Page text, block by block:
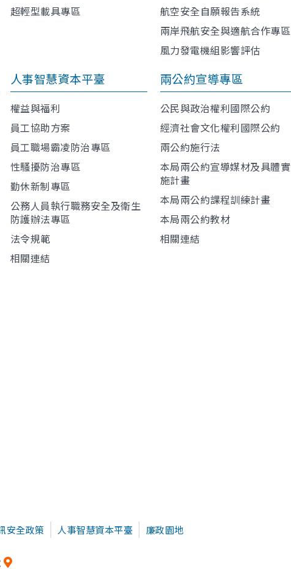
超輕型載具專區
航空安全自願報告系統
兩岸飛航安全與適航合作專區
風力發電機組影響評估
人事智慧資本平臺
權益與福利
員工協助方案
員工職場霸凌防治專區
性騷擾防治專區
勤休新制專區
公務人員執行職務安全及衛生
防護辦法專區
法令規範
相關連結
兩公約宣導專區
公民與政治權利國際公約
經濟社會文化權利國際公約
兩公約施行法
本局兩公約宣導媒材及具體實
施計畫
本局兩公約課程訓練計畫
本局兩公約教材
相關連結
安全政策 人事智慧資本平臺
廉政園地